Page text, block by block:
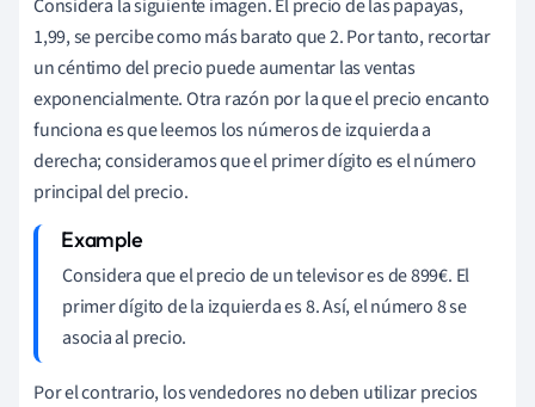
Considera la siguiente imagen. El precio de las papayas,
1,99, se percibe como más barato que 2. Por tanto, recortar
un céntimo del precio puede aumentar las ventas
exponencialmente. Otra razón por la que el precio encanto
funciona es que leemos los números de izquierda a
derecha; consideramos que el primer dígito es el número
principal del precio.
Considera que el precio de un televisor es de 899€. El
primer dígito de la izquierda es 8. Así, el número 8 se
asocia al precio.
Por el contrario, los vendedores no deben utilizar precios